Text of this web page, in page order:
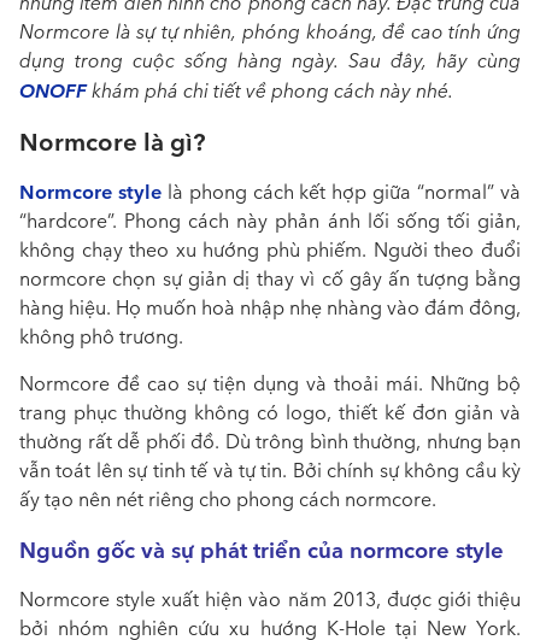
Normcore là sự tự nhiên, phóng khoáng, đề cao tính ứng
dụng trong cuộc sống hàng ngày. Sau đây, hãy cùng
ONOFFkhám phá chi tiết về phong cách này nhé.
Normcore là gì?
Normcore stylelà phong cách kết hợp giữa “normal” và
“hardcore”. Phong cách này phản ánh lối sống tối giản,
không chạy theo xu hướng phù phiếm. Người theo đuổi
normcore chọn sự giản dị thay vì cố gây ấn tượng bằng
hàng hiệu. Họ muốn hoà nhập nhẹ nhàng vào đám đông,
không phô trương.
Normcore đề cao sự tiện dụng và thoải mái. Những bộ
trang phục thường không có logo, thiết kế đơn giản và
thường rất dễ phối đồ. Dù trông bình thường, nhưng bạn
vẫn toát lên sự tinh tế và tự tin. Bởi chính sự không cầu kỳ
ấy tạo nên nét riêng cho phong cách normcore.
Nguồn gốc và sự phát triển của normcore style
Normcore style xuất hiện vào năm 2013, được giới thiệu
bởi nhóm nghiên cứu xu hướng K-Hole tại New York.